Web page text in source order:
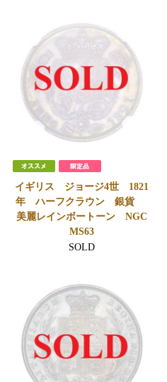
イギリス ジョージ4世 1821
年 ハーフクラウン 銀貨
美麗レインボートーン NGC
MS63
SOLD